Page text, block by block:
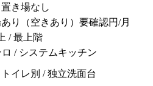
き場なし
り（空きあり）要確認円/月
/ 最上階
/ システムキッチン
イレ別 / 独立洗面台